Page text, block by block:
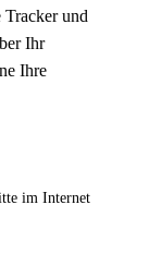
Tracker und
Ihr
Ihre
im Internet